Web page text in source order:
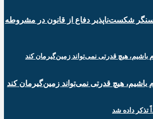
سنگر شکست‌ناپذیر دفاع از قانون در مشروطه
باشیم، هیچ قدرتی نمی‌تواند زمین‌گیرمان کند